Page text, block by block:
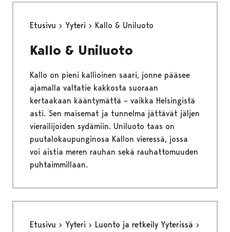
Etusivu Yyteri Kallo & Uniluoto
Kallo & Uniluoto
Kallo on pieni kallioinen saari, jonne pääsee
ajamalla valtatie kakkosta suoraan
kertaakaan kääntymättä – vaikka Helsingistä
asti. Sen maisemat ja tunnelma jättävät jäljen
vierailijoiden sydämiin. Uniluoto taas on
puutalokaupunginosa Kallon vieressä, jossa
voi aistia meren rauhan sekä rauhattomuuden
puhtaimmillaan.
Etusivu Yyteri
Luonto ja retkeily Yyterissä